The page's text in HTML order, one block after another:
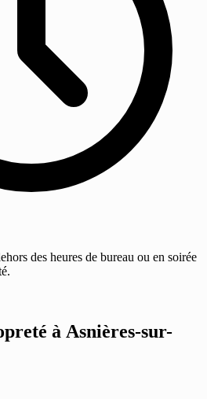
des heures de bureau ou en soirée
à Asnières-sur-